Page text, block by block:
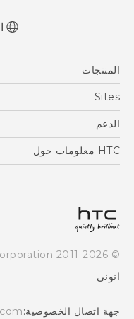
المنتجات
5G
EXODUS
Sites
HTC Dev
الدعم
الدعم
HTC معلومات حول
سياسة الخصوصية
Privacy Whitepaper
© 2011-2026 HTC Corporation
انوني
جهة اتصال الخصوصية: